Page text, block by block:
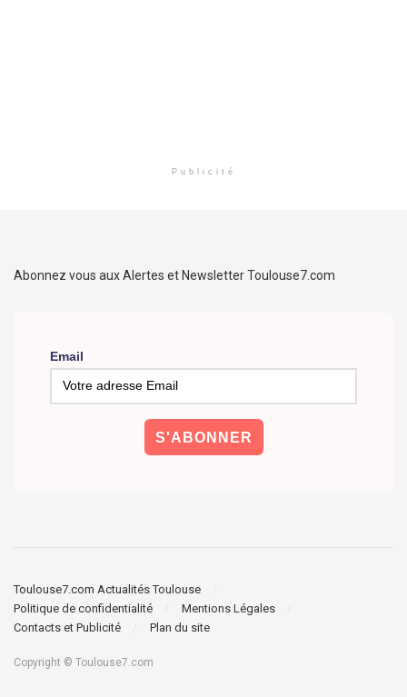
Publicité
Abonnez vous aux Alertes et Newsletter Toulouse7.com
Email
Toulouse7.com Actualités Toulouse
Politique de confidentialité
Mentions Légales
Contacts et Publicité
Plan du site
Copyright © Toulouse7.com